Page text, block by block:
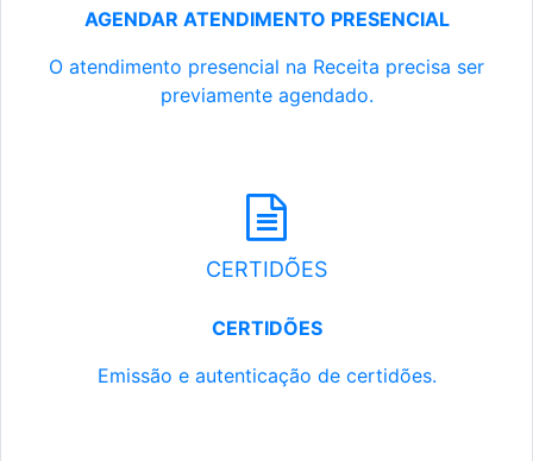
AGENDAR ATENDIMENTO PRESENCIAL
O atendimento presencial na Receita precisa ser
previamente agendado.
CERTIDÕES
CERTIDÕES
Emissão e autenticação de certidões.